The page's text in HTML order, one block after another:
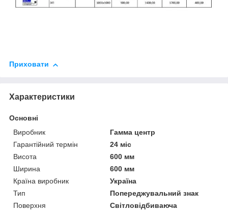
Приховати
Характеристики
Основні
Виробник
Гамма центр
Гарантійний термін
24 міс
Висота
600 мм
Ширина
600 мм
Країна виробник
Україна
Тип
Попереджувальний знак
Поверхня
Світловідбиваюча